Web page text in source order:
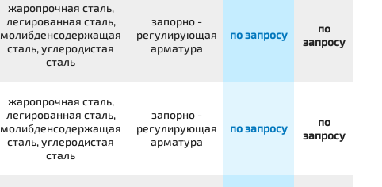
жаропрочная сталь,
легированная сталь,
молибденсодержащая
сталь, углеродистая
сталь
запорно -
регулирующая
арматура
по запросу
по
запросу
жаропрочная сталь,
легированная сталь,
молибденсодержащая
сталь, углеродистая
сталь
запорно -
регулирующая
арматура
по запросу
по
запросу